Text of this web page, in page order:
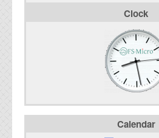
Clock
Calendar